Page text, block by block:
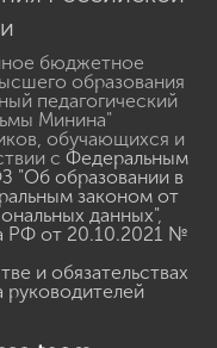
бюджетное
образования
педагогический
Минина"
обучающихся и
с Федеральным
"Об образовании в
законом от
данных",
РФ от 20.10.2021 №
и обязательствах
руководителей